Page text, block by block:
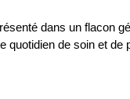
dans un flacon
quotidien de soin et de